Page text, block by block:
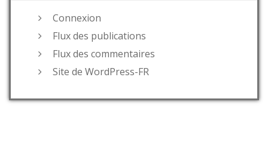
Connexion
Flux des publications
Flux des commentaires
Site de WordPress-FR